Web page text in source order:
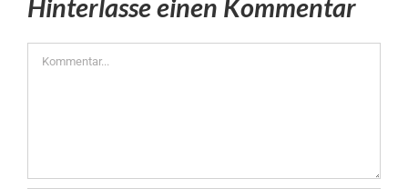
Hinterlasse einen Kommentar